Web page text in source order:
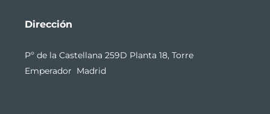
Dirección
Pº de la Castellana 259D Planta 18, Torre
Emperador Madrid